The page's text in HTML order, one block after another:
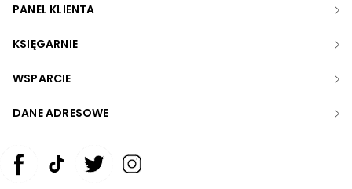
PANEL KLIENTA
KSIĘGARNIE
WSPARCIE
DANE ADRESOWE
Zwiększ rozmiar czcionki